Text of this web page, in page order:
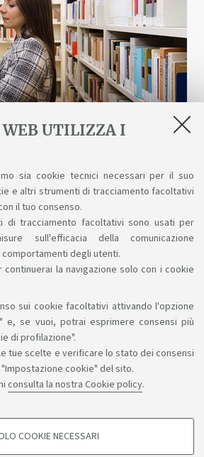
WEB UTILIZZA I
sia cookie tecnici necessari per il suo
e altri strumenti di tracciamento facoltativi
il tuo consenso.
di tracciamento facoltativi sono usati per
sull'efficacia della comunicazione
degli utenti.
continuerai la navigazione solo con i cookie
sui cookie facoltativi attivando l'opzione
e, se vuoi, potrai esprimere consensi più
di profilazione".
tue scelte e verificare lo stato dei consensi
cookie" del sito.
consulta la nostra Cookie policy.
- FACOLTATIVI
COOKIE NECESSARI
risorse digitali
di scienza, arte, storia a
gratuitamente, anche online.
il diritto alla conoscenza
Seguici su: